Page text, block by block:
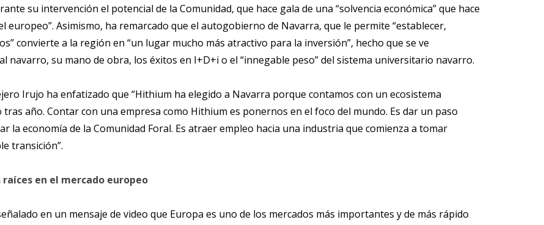
su intervención el potencial de la Comunidad, que hace gala de una “solvencia económica” que hace
europeo”. Asimismo, ha remarcado que el autogobierno de Navarra, que le permite “establecer,
convierte a la región en “un lugar mucho más atractivo para la inversión”, hecho que se ve
su mano de obra, los éxitos en I+D+i o el “innegable peso” del sistema universitario navarro.
Irujo ha enfatizado que “Hithium ha elegido a Navarra porque contamos con un ecosistema
año. Contar con una empresa como Hithium es ponernos en el foco del mundo. Es dar un paso
la economía de la Comunidad Foral. Es atraer empleo hacia una industria que comienza a tomar
transición”.
en el mercado europeo
en un mensaje de video que Europa es uno de los mercados más importantes y de más rápido